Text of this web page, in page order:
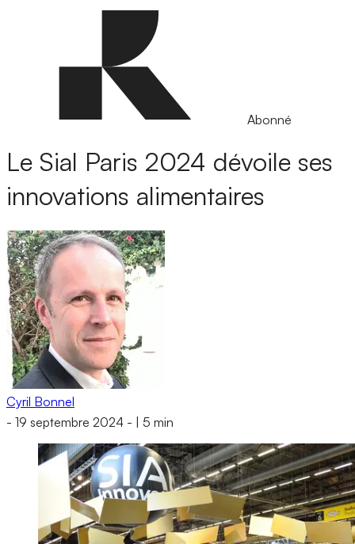
Abonné
Le Sial Paris 2024 dévoile ses
innovations alimentaires
Cyril Bonnel
- 19 septembre 2024 - 5 min